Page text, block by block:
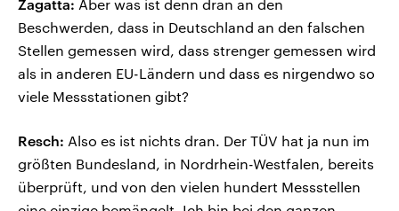
Zagatta: Aber was ist denn dran an den
Beschwerden, dass in Deutschland an den falschen
Stellen gemessen wird, dass strenger gemessen wird
als in anderen EU-Ländern und dass es nirgendwo so
viele Messstationen gibt?
Resch: Also es ist nichts dran. Der TÜV hat ja nun im
größten Bundesland, in Nordrhein-Westfalen, bereits
überprüft, und von den vielen hundert Messstellen